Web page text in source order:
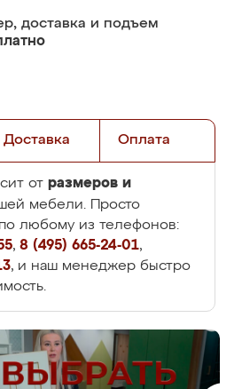
доставка и подъем
Доставка Оплата
от размеров и
мебели. Просто
любому из телефонов:
, 8 (495) 665-24-01,
, и наш менеджер быстро